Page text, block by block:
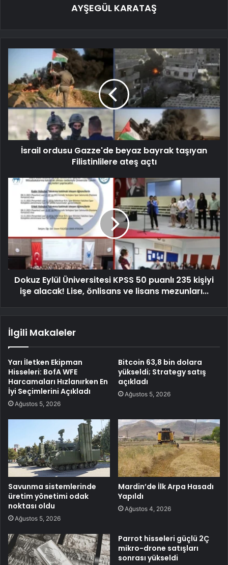
AYŞEGÜL KARATAŞ
İsrail ordusu Gazze'de beyaz bayrak taşıyan
Filistinlilere ateş açtı
Dokuz Eylül Üniversitesi KPSS 50 puanlı 235 kişiyi
işe alacak! Lise, önlisans ve lisans mezunları...
İlgili Makaleler
Yarı İletken Ekipman
Hisseleri: BofA WFE
Harcamaları Hızlanırken En
İyi Seçimlerini Açıkladı
Ağustos 5, 2026
Bitcoin 63,8 bin dolara
yükseldi; Strategy satış
açıkladı
Ağustos 5, 2026
Savunma sistemlerinde
üretim yönetimi odak
noktası oldu
Ağustos 5, 2026
Mardin’de İlk Arpa Hasadı
Yapıldı
Ağustos 4, 2026
Parrot hisseleri güçlü 2Ç
mikro-drone satışları
sonrası yükseldi